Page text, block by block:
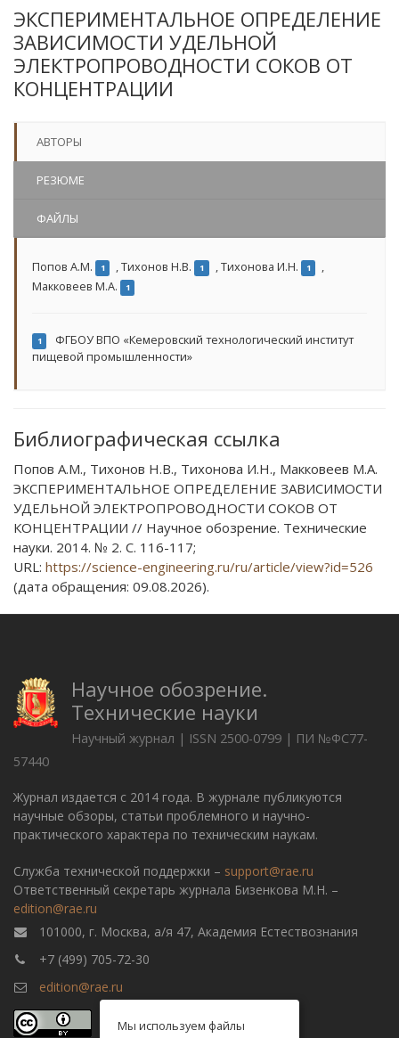
ЭКСПЕРИМЕНТАЛЬНОЕ ОПРЕДЕЛЕНИЕ
ЗАВИСИМОСТИ УДЕЛЬНОЙ
ЭЛЕКТРОПРОВОДНОСТИ СОКОВ ОТ
КОНЦЕНТРАЦИИ
АВТОРЫ
РЕЗЮМЕ
ФАЙЛЫ
Попов А.М. 1 ,Тихонов Н.В. 1 ,Тихонова И.Н. 1
,
Макковеев М.А.
1
1
ФГБОУ ВПО «Кемеровский технологический институт
пищевой промышленности»
Библиографическая ссылка
Попов А.М., Тихонов Н.В., Тихонова И.Н., Макковеев М.А.
ЭКСПЕРИМЕНТАЛЬНОЕ ОПРЕДЕЛЕНИЕ ЗАВИСИМОСТИ
УДЕЛЬНОЙ ЭЛЕКТРОПРОВОДНОСТИ СОКОВ ОТ
КОНЦЕНТРАЦИИ // Научное обозрение. Технические
науки. 2014. № 2. С. 116-117;
URL: https://science-engineering.ru/ru/article/view?id=526
(дата обращения: 09.08.2026).
Научное обозрение.
Технические науки
Научный журнал | ISSN 2500-0799 | ПИ №ФС77-
57440
Журнал издается с 2014 года. В журнале публикуются
научные обзоры, статьи проблемного и научно-
практического характера по техническим наукам.
Служба технической поддержки – support@rae.ru
Ответственный секретарь журнала Бизенкова М.Н. –
edition@rae.ru
101000, г. Москва, а/я 47, Академия Естествознания
+7 (499) 705-72-30
edition@rae.ru
Мы используем файлы